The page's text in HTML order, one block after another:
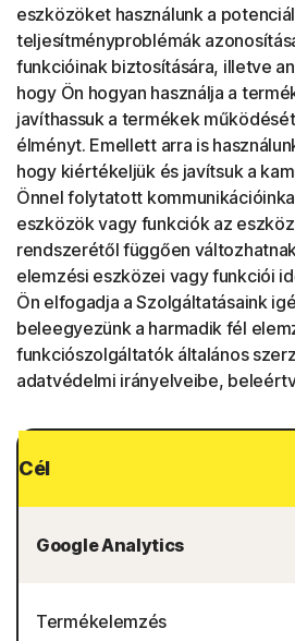
eszközöket használunk a
teljesítményproblémák
funkcióinak biztosítására, illetve
hogy Ön hogyan használja a
javíthassuk a termékek
élményt. Emellett arra is
hogy kiértékeljük és javítsuk a
Önnel folytatott
eszközök vagy funkciók az
rendszerétől függően
elemzési eszközei vagy funkciói
Ön elfogadja a Szolgáltatásaink
beleegyezünk a harmadik fél
funkciószolgáltatók általános
adatvédelmi irányelveibe,
Cél
Google Analytics
Termékelemzés